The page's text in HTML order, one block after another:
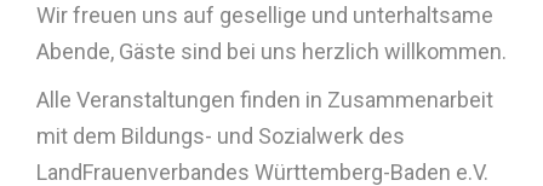
Wir freuen uns auf gesellige und unterhaltsame
Abende, Gäste sind bei uns herzlich willkommen.
Alle Veranstaltungen finden in Zusammenarbeit
mit dem Bildungs- und Sozialwerk des
LandFrauenverbandes Württemberg-Baden e.V.